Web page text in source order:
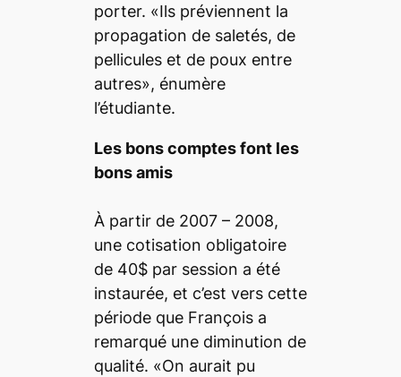
porter. «Ils préviennent la
propagation de saletés, de
pellicules et de poux entre
autres», énumère
l’étudiante.
Les bons comptes font les
bons amis
À partir de 2007 – 2008,
une cotisation obligatoire
de 40$ par session a été
instaurée, et c’est vers cette
période que François a
remarqué une diminution de
qualité. «On aurait pu